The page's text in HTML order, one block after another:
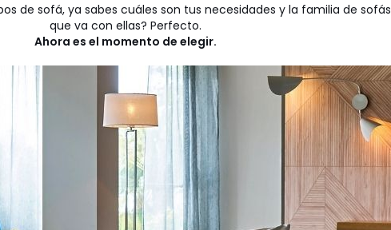
de sofá, ya sabes cuáles son tus necesidades y la familia de sofás
que va con ellas? Perfecto.
Ahora es el momento de elegir.